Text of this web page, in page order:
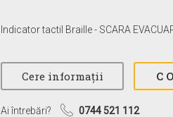
Indicator tactil Braille - SCARA
Ai întrebări? 0744 521 112